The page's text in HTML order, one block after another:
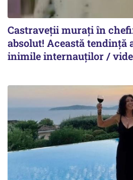
Castraveții murați în
absolut! Această tendință
inimile internauților /